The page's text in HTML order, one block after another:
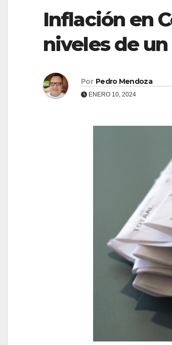
Inflación en
niveles de
Por Pedro Mendoza
ENERO 10, 2024